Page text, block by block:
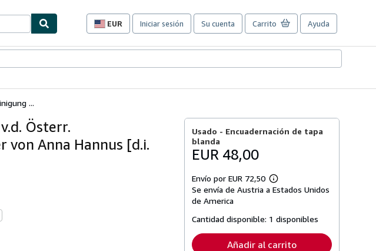
EUR
Preferencias
compra
sitio.
Iniciar sesión Su cuenta Carrito Ayuda
...
Österr.
von Anna Hannus [d.i.
Usado - Encuadernación de tapa
blanda
EUR 48,00
Envío por EUR 72,50
Más
información
tarifas
envío
Se envía de Austria a Estados Unidos
de America
Cantidad disponible: 1 disponibles
Añadir al carrito